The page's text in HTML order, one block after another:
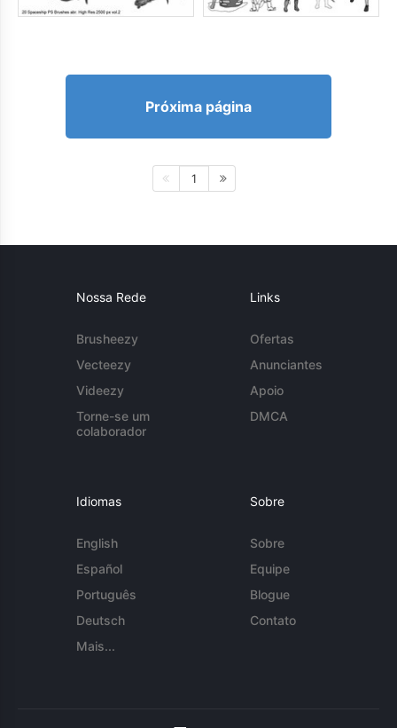
Próxima página
1
Nossa Rede
Brusheezy
Vecteezy
Videezy
Torne-se um
colaborador
Links
Ofertas
Anunciantes
Apoio
DMCA
Idiomas
English
Español
Português
Deutsch
Mais...
Sobre
Sobre
Equipe
Blogue
Contato